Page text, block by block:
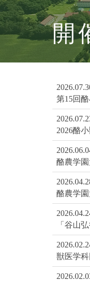
開
第15回
2026酪
酪農学
酪農学
「谷山
獣医学